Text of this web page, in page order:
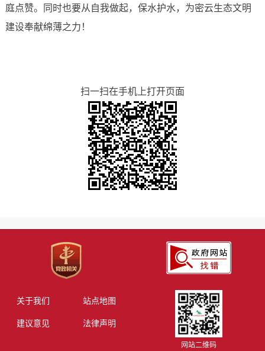
庭点赞。同时也要从自我做起，保水护水，为密云生态文明
建设奉献绵薄之力！
扫一扫在手机上打开页面
关于我们 站点地图
建议意见 法律声明
网站二维码